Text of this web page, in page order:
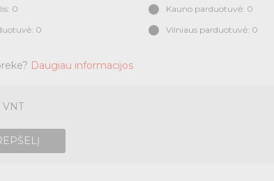
0
Kauno parduotuvė: 0
0
Vilniaus parduotuvė: 0
Daugiau informacijos
VNT